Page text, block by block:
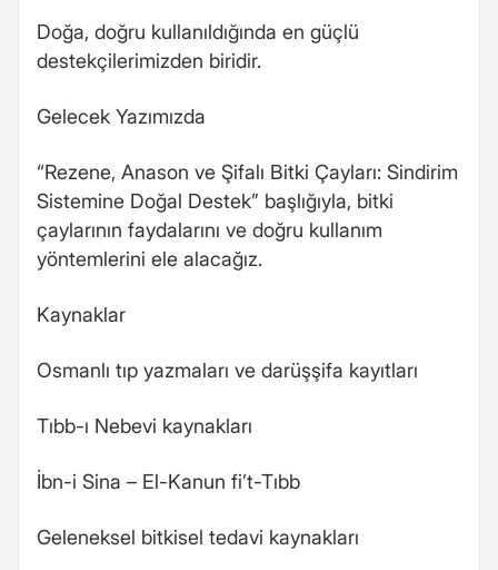
Doğa, doğru kullanıldığında en güçlü
destekçilerimizden biridir.
Gelecek Yazımızda
“Rezene, Anason ve Şifalı Bitki Çayları: Sindirim
Sistemine Doğal Destek” başlığıyla, bitki
çaylarının faydalarını ve doğru kullanım
yöntemlerini ele alacağız.
Kaynaklar
Osmanlı tıp yazmaları ve darüşşifa kayıtları
Tıbb-ı Nebevi kaynakları
İbn-i Sina – El-Kanun fi’t-Tıbb
Geleneksel bitkisel tedavi kaynakları